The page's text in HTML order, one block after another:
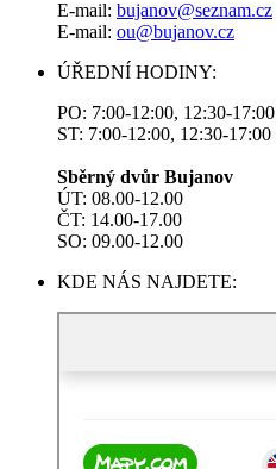
E-mail: bujanov@seznam.cz
E-mail: ou@bujanov.cz
ÚŘEDNÍ HODINY:
PO: 7:00-12:00, 12:30-17:00
ST: 7:00-12:00, 12:30-17:00
Sběrný dvůr Bujanov
ÚT: 08.00-12.00
ČT: 14.00-17.00
SO: 09.00-12.00
KDE NÁS NAJDETE: